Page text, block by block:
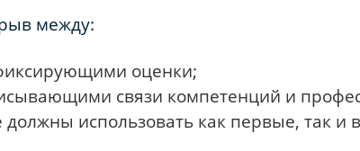
между:
оценки;
связи компетенций и
использовать как первые, так и